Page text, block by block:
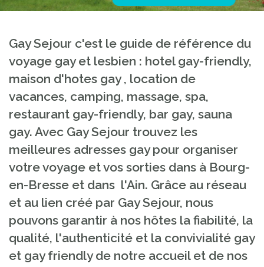
Gay Sejour c'est le guide de référence du
voyage gay et lesbien : hotel gay-friendly,
maison d'hotes gay , location de
vacances, camping, massage, spa,
restaurant gay-friendly, bar gay, sauna
gay. Avec Gay Sejour trouvez les
meilleures adresses gay pour organiser
votre voyage et vos sorties dans à Bourg-
en-Bresse et dans l'Ain. Grâce au réseau
et au lien créé par Gay Sejour, nous
pouvons garantir à nos hôtes la fiabilité, la
qualité, l'authenticité et la convivialité gay
et gay friendly de notre accueil et de nos